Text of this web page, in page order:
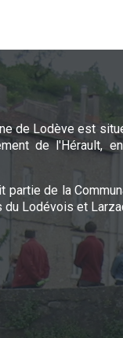
de Lodève est
de l'Hérault,
partie de la
du Lodévois et